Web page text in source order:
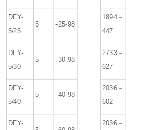
DFY-
5/25
5 -25-98
1894－
447
DFY-
5/30
5 -30-98
2733－
627
DFY-
5/40
5 -40-98
2036－
602
DFY- 2036－